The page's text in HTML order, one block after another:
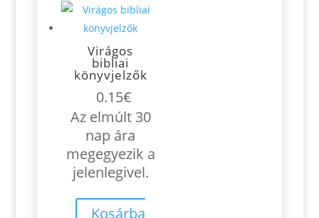
Virágos
bibliai
könyvjelzők
0.15€
Az elmúlt 30
nap ára
megegyezik a
jelenlegivel.
Kosárba